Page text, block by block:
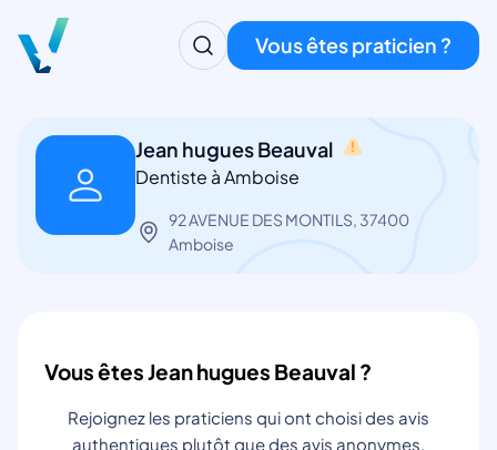
Vous êtes praticien ?
Jean hugues Beauval
Dentiste à Amboise
92 AVENUE DES MONTILS, 37400
Amboise
Vous êtes Jean hugues Beauval ?
Rejoignez les praticiens qui ont choisi des avis
authentiques plutôt que des avis anonymes.